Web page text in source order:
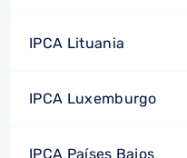
IPCA Lituania
IPCA Luxemburgo
IPCA Países Bajos